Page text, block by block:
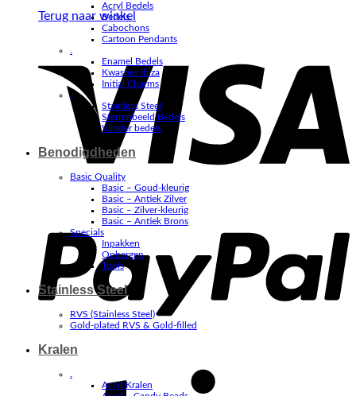
Terug naar winkel
Acryl Bedels
Bedels
Cabochons
Cartoon Pendants
.
Enamel Bedels
Kwastjes Ibiza
Initial Charms
.
Stainless Steel
Sterrenbeeld Bedels
Vlinder bedels
Benodigdheden
Basic Quality
Basic – Goud-kleurig
Basic – Antiek Zilver
Basic – Zilver-kleurig
Basic – Antiek Brons
Specials
Inpakken
Opbergen
Tools
Stainless Steel
RVS (Stainless Steel)
Gold-plated RVS & Gold-filled
Kralen
.
Acryl Kralen